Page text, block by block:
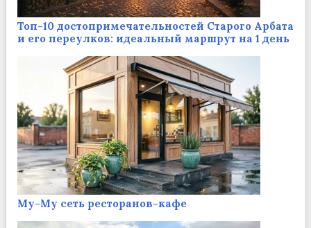
Топ-10 достопримечательностей Старого Арбата
и его переулков: идеальный маршрут на 1 день
Му-Му сеть ресторанов-кафе